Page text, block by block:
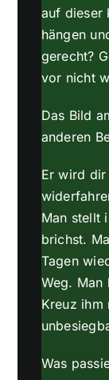
auf dieser
hängen
gerecht?
vor nicht
Das Bild
anderen
Er wird
Man stellt
brichst.
Tagen
Weg. Man
Kreuz ihm
Was